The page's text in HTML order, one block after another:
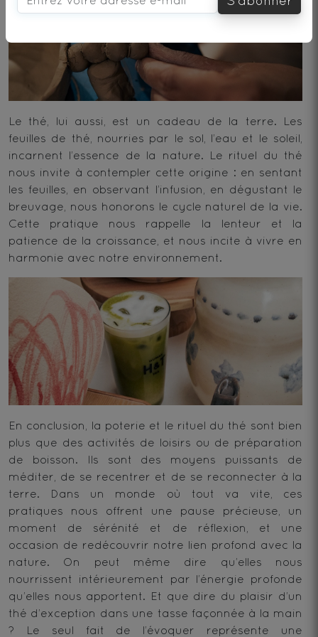
Le thé, lui aussi, est un cadeau de la terre. Les
feuilles de thé, nourries par le sol, l’eau et le soleil,
incarnent l’essence de la nature. Le rituel du thé
nous invite à contempler cette origine : en sentant
les feuilles, en observant l’infusion, en dégustant le
breuvage, nous honorons le cycle naturel de la vie.
Cette pratique nous rappelle la lenteur et la
patience de la croissance, et nous incite à vivre en
harmonie avec notre environnement.
En conclusion, la poterie et le rituel du thé sont bien
plus que des activités de loisirs ou de préparation
de boisson. Ils sont des moyens puissants de
méditer, de se recentrer et de se reconnecter à la
terre. Dans un monde où tout va vite, ces
pratiques nous offrent une pause précieuse, un
moment de sérénité et de réflexion, et une
occasion de redécouvrir notre lien profond avec la
nature. On peut même dire qu’elles nous
nourrissent intérieurement par l’énergie profonde
qu’elles nous apportent. Et que dire du plaisir d’un
thé d’exception dans une tasse façonnée à la main
? Le seul fait de l’évoquer représente une